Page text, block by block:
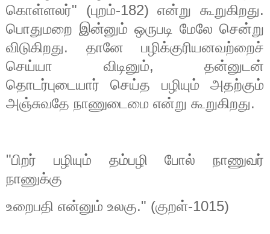
கொள்ளலர்" (புறம்-182)என்று கூறுகிறது.
பொதுமறை இன்னும் ஒருபடி மேலே சென்று
விடுகிறது. தானே
பழிக்குரியனவற்றைச்
செய்யா
விடினும், தன்னுடன்
தொடர்புடையார்
செய்த பழியும்
அதற்கும்
அஞ்சுவதே நாணுடைமை என்று கூறுகிறது.
"பிறர் பழியும் தம்பழி போல்
நாணுவர்
நாணுக்கு
உறைபதி என்னும் உலகு." (குறள்-1015)